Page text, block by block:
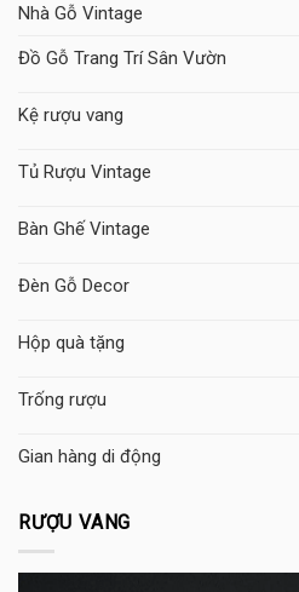
Nhà Gỗ Vintage
Đồ Gỗ Trang Trí Sân Vườn
Kệ rượu vang
Tủ Rượu Vintage
Bàn Ghế Vintage
Đèn Gỗ Decor
Hộp quà tặng
Trống rượu
Gian hàng di động
RƯỢU VANG